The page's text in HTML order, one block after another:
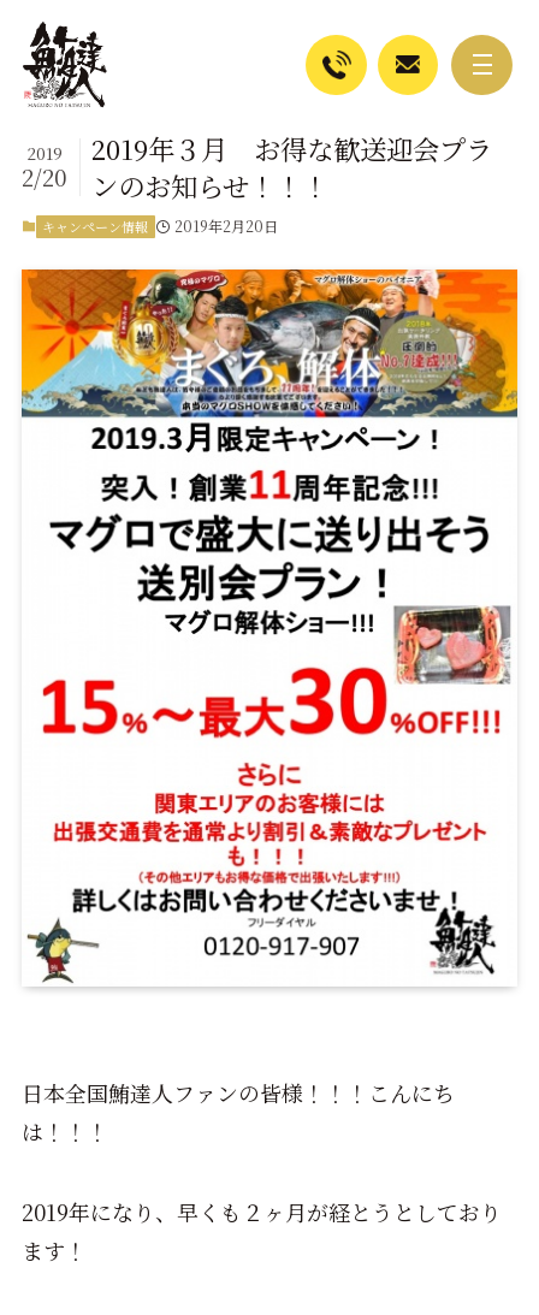
2019年３月 お得な歓送迎会プラ
ンのお知らせ！！！
2019
2/20
キャンペーン情報 2019年2月20日
日本全国鮪達人ファンの皆様！！！こんにち
は！！！
2019年になり、早くも２ヶ月が経とうとしており
ます！